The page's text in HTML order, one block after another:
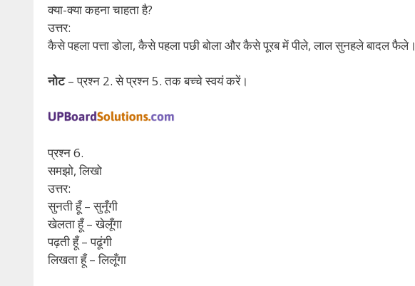
क्या-क्या कहना चाहता है?
उत्तर:
कैसे पहला पत्ता डोला, कैसे पहला पछी बोला और कैसे पूरब में पीले, लाल सुनहले बादल फैले।
नोट– प्रश्न 2. से प्रश्न 5. तक बच्चे स्वयं करें।
प्रश्न 6.
समझो, लिखो
उत्तर:
सुनती हूँ – सुनूँगी
खेलता हूँ – खेलूँगा
पढ़ती हूँ – पढूंगी
लिखता हूँ – लिलूँगा